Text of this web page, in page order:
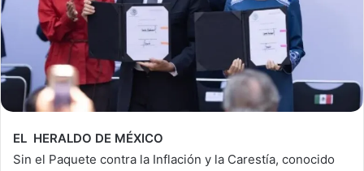
EL HERALDO DE MÉXICO
Sin el Paquete contra la Inflación y la Carestía, conocido